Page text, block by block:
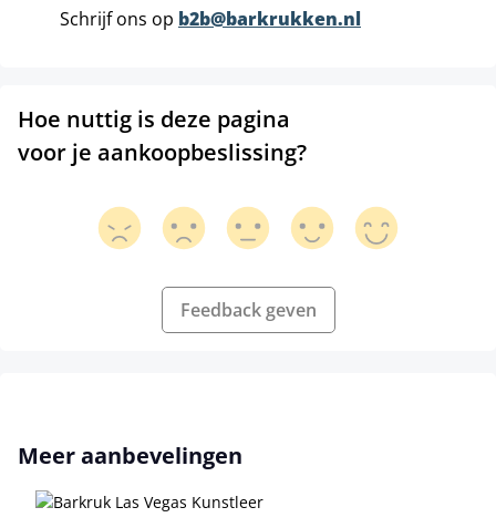
Schrijf ons op b2b@barkrukken.nl
Hoe nuttig is deze pagina
voor je aankoopbeslissing?
Feedback geven
Productgalerij overslaan
Meer aanbevelingen